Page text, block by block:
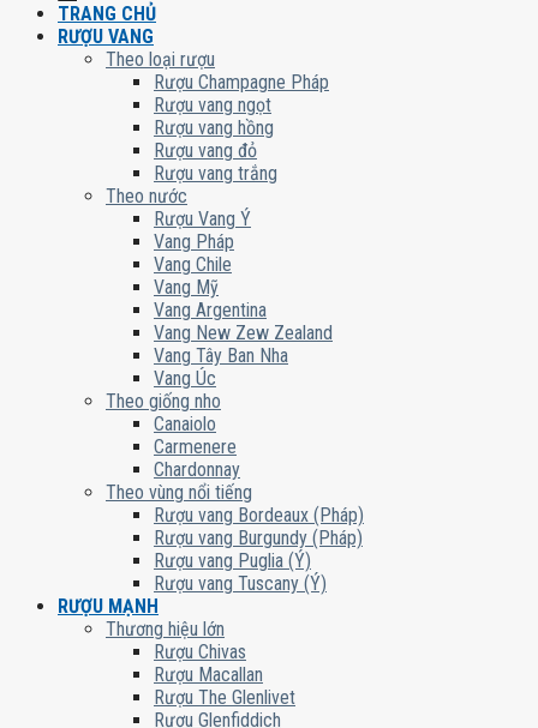
TRANG CHỦ
RƯỢU VANG
Theo loại rượu
Rượu Champagne Pháp
Rượu vang ngọt
Rượu vang hồng
Rượu vang đỏ
Rượu vang trắng
Theo nước
Rượu Vang Ý
Vang Pháp
Vang Chile
Vang Mỹ
Vang Argentina
Vang New Zew Zealand
Vang Tây Ban Nha
Vang Úc
Theo giống nho
Canaiolo
Carmenere
Chardonnay
Theo vùng nổi tiếng
Rượu vang Bordeaux (Pháp)
Rượu vang Burgundy (Pháp)
Rượu vang Puglia (Ý)
Rượu vang Tuscany (Ý)
RƯỢU MẠNH
Thương hiệu lớn
Rượu Chivas
Rượu Macallan
Rượu The Glenlivet
Rượu Glenfiddich